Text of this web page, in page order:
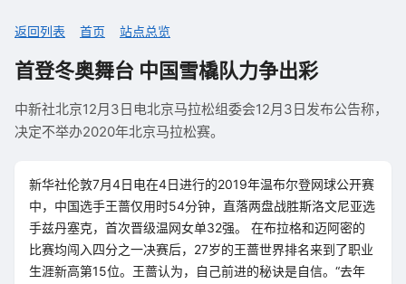
返回列表 首页 站点总览
首登冬奥舞台 中国雪橇队力争出彩
中新社北京12月3日电北京马拉松组委会12月3日发布公告称，
决定不举办2020年北京马拉松赛。
新华社伦敦7月4日电在4日进行的2019年温布尔登网球公开赛
中，中国选手王蔷仅用时54分钟，直落两盘战胜斯洛文尼亚选
手兹丹塞克，首次晋级温网女单32强。 在布拉格和迈阿密的
比赛均闯入四分之一决赛后，27岁的王蔷世界排名来到了职业
生涯新高第15位。王蔷认为，自己前进的秘诀是自信。“去年